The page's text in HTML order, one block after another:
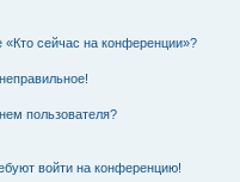
«Кто сейчас на конференции»?
пользователя?
войти на конференцию!